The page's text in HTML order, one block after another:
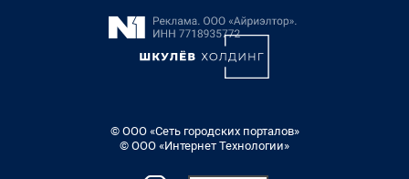
© ООО «Сеть городских порталов»
© ООО «Интернет Технологии»